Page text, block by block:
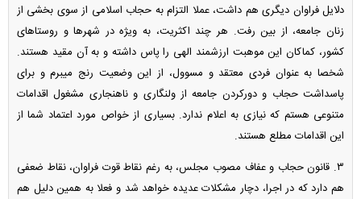
دلایل فراوان دیگری هم داشت، عملا التزام به حجاب اسلامی از سوی بخشی از
زنان جامعه، از بین رفت. هر چند اکثریت، به ویژه در شهر‌ها و روستا‌های
کشور، کماکان این موهبت ارزشمند الهی را پاس داشته و به آن مقید هستند.
شخصا به عنوان فردی معتقد و مسوول، از این وضعیت رنج می‎برم و برای
پاسداشت حجاب و دورکردن جامعه از ولنگاری و ناهنجاری مشغول اقدامات
متنوعی هستم که نیازی به اعلام ندارد. بسیاری از خواص مورد اعتماد شما از
این اقدامات مطلع هستند.
۳. قانون حجاب و عفاف مصوب مجلس، به رغم نقاط قوت فراوان، نقاط ضعفی
هم دارد که در اجرا، دچار مشکلات عدیده خواهد شد و فعلا به همین دلیل هم